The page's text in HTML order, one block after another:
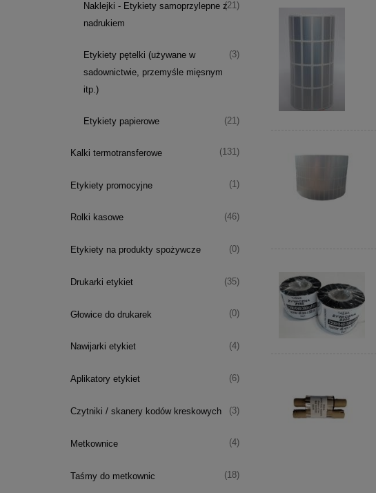
Naklejki - Etykiety samoprzylepne z
nadrukiem
(21)
Etykiety pętelki (używane w
sadownictwie, przemyśle mięsnym
itp.)
(3)
Etykiety papierowe (21)
Kalki termotransferowe (131)
Etykiety promocyjne (1)
Rolki kasowe (46)
Etykiety na produkty spożywcze (0)
Drukarki etykiet (35)
Głowice do drukarek (0)
Nawijarki etykiet (4)
Aplikatory etykiet (6)
Czytniki / skanery kodów kreskowych (3)
Metkownice (4)
Taśmy do metkownic (18)